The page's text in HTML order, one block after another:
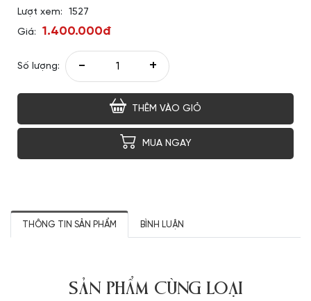
Lượt xem:
1527
Giá:
1.400.000đ
Số lượng: - +
THÊM VÀO GIỎ
MUA NGAY
THÔNG TIN SẢN PHẨM BÌNH LUẬN
SẢN PHẨM CÙNG LOẠI